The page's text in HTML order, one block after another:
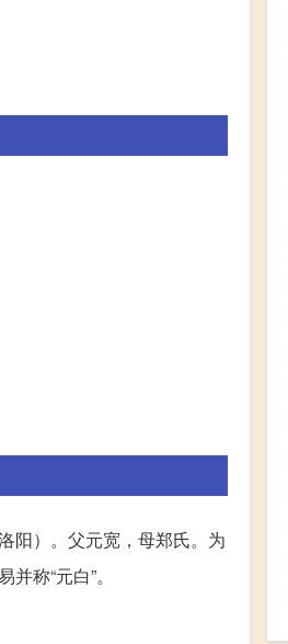
阳）。父元宽，母郑氏。为
称“元白”。